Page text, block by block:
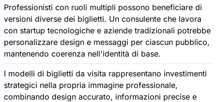
Professionisti con ruoli multipli possono beneficiare di
versioni diverse dei biglietti. Un consulente che lavora
con startup tecnologiche e aziende tradizionali potrebbe
personalizzare design e messaggi per ciascun pubblico,
mantenendo coerenza nell'identità di base.
I modelli di biglietti da visita rappresentano investimenti
strategici nella propria immagine professionale,
combinando design accurato, informazioni precise e